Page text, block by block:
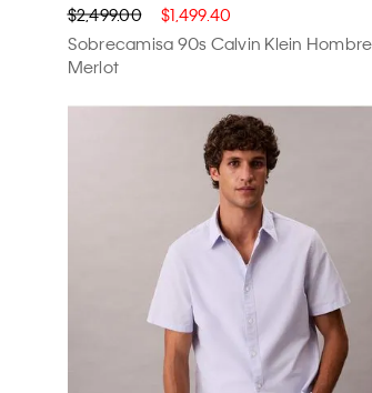
$2,499.00 $1,499.40
Sobrecamisa 90s Calvin Klein Hombre
Merlot